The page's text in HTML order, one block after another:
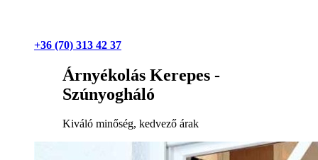
+36 (70) 313 42 37
Árnyékolás Kerepes -
Szúnyogháló
Kiváló minőség, kedvező árak